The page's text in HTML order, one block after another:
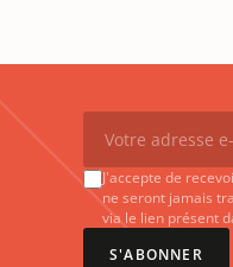
J'accepte de
ne seront jamais
via le lien présent
S'ABONNER